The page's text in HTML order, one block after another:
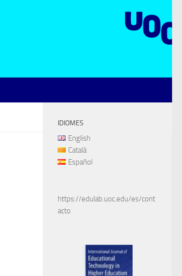
IDIOMES
English
Català
Español
https://edulab.uoc.edu/es/cont
acto